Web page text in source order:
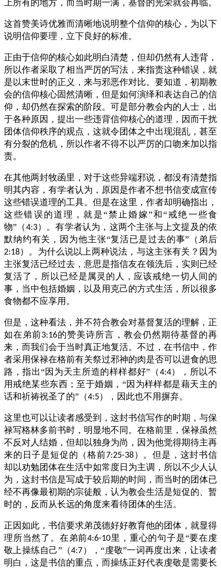
上所有的地方，而当时期一满，基督的光荣就会再临。
这首赞美诗优雅而清晰地说明整个信仰的核心，为以下
说明信仰要理，立下良好的标准。
正由于信仰的核心如此明白清楚，但却仍然有人违背，
所以作者采取了相当严厉的写法，来指责这种错误，就
是以末世时的正义，来与邪恶作对比。要知道，初期教
会的信仰核心固然清晰，但是如何演绎和表达自己的信
仰，却仍然在探索的阶段。可是部分教会内的人士，出
于各种原因，提出一些违背信仰核心的道理，因而干扰
团体信仰秩序的观点，这就令团体之中出现混乱，甚至
有分裂的危机，所以作者不得不以严厉的口吻来加以指
责。
在其他两封牧函里，对于这些异端邪说，都没有清楚指
明其内容，有学者认为，原因是作者不想书信变成宣传
这些错误道理的工具。但是在这里，作者却明确指出，
这些错误的道理，就是“禁止婚嫁”和“戒绝一些食
物”（ 4:3）。有学者认为，这两个主张与上文提及的依
默纳约有关，因为他主张“复活已是过去的事”（弟后
2:18）。为什么说以上两种说法，与这主张有关？因为
主张复活已经过去，意思是指信友在领洗后，实则已经
复活了，所以已经是属灵的人，应该戒绝一切人间的
事，当中包括婚姻，以及用克己的方式生活，所以很多
食物都不应享用。
但是，这种看法，并不符合教会对基督复活的理解，正
如在弟前3:16的赞美诗所言，教会仍然期待基督的再
来，而我们会于当时真正地复活。不过，在书信中，作
者采用保禄在格前有关祭过邪神的肉是否可以进食的思
路，指出“因为天主所造的样样都好”（ 4:4），所以不
用戒绝某些东西；至于婚姻，“因为样样都是藉天主的
话和祈祷祝圣了的”（4:5 ），因此也不用摒弃。
这里也可以让读者感受到，这封书信写作的时期，与保
禄写格林多前书时，明显地不同。在格前里，保禄虽然
不反对人结婚，但却以独身为尚，因为他觉得期待主再
来的日子是短促的（格前7:25-38）。但是，这封书信
却以劝勉团体在生活中如常度日为主调，所以不少人认
为，这封书信是写成于较后期的时间，而当时的团体已
经不再像最初期的宗徒般，认为教会生活是短促的、暂
时的，反而从长远的角度来看待团体的生活。
正因如此，书信要求弟茂德好好教育他的团体，就显得
理所当然了。在弟前4:6-10里，重心的句子是“要在虔
敬上操练自己”（4:7 ），“虔敬”一词再度出来，让读者
明白，这是书信的重点，而操练正好代表虔敬是需要长